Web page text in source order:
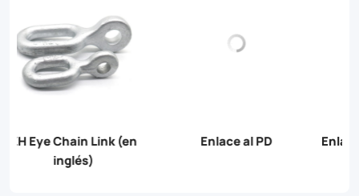
Enlace al PD Enlace de extensión de PH